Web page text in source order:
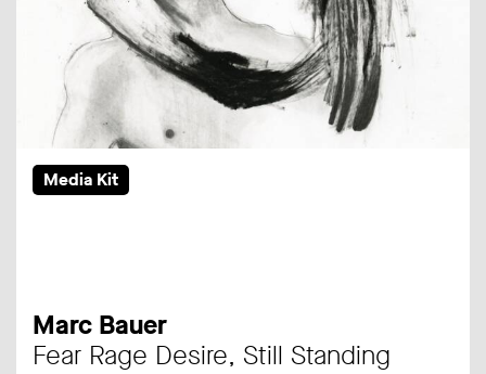
Media Kit
Marc Bauer
Fear Rage Desire, Still Standing